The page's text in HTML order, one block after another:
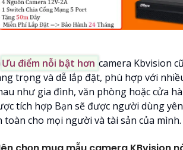
Ưu điểm nỗi bật hơn camera Kbvision
trọng và dễ lắp đặt, phù hợp với
như gia đình, văn phòng hoặc cửa
tích hợp Bạn sẽ được người dùng
toàn cho mọi người và tài sản của mình.